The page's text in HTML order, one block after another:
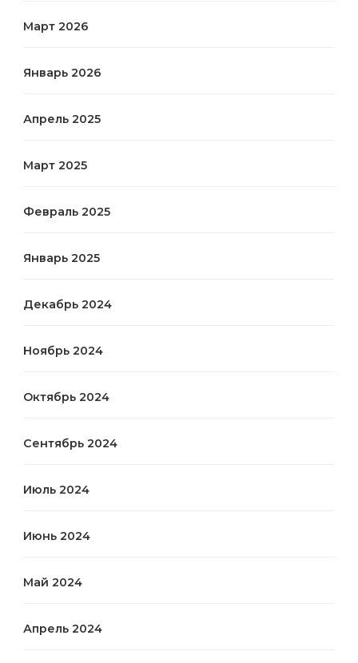
Март 2026
Январь 2026
Апрель 2025
Март 2025
Февраль 2025
Январь 2025
Декабрь 2024
Ноябрь 2024
Октябрь 2024
Сентябрь 2024
Июль 2024
Июнь 2024
Май 2024
Апрель 2024